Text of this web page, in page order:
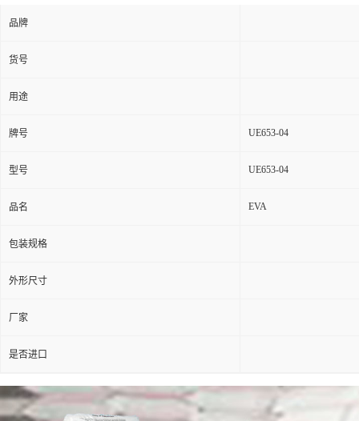
品牌
货号
用途
牌号 UE653-04
型号 UE653-04
品名 EVA
包装规格
外形尺寸
厂家
是否进口